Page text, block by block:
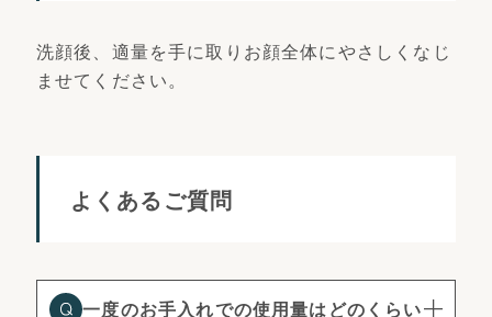
洗顔後、適量を手に取りお顔全体にやさしくなじ
ませてください。
よくあるご質問
一度のお手入れでの使用量はどのくらい